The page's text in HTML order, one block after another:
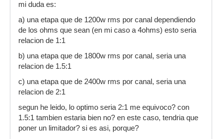
mi duda es:
a) una etapa que de 1200w rms por canal dependiendo
de los ohms que sean (en mi caso a 4ohms) esto seria
relacion de 1:1
b) una etapa que de 1800w rms por canal, seria una
relacion de 1.5:1
c) una etapa que de 2400w rms por canal, seria una
relacion de 2:1
segun he leido, lo optimo seria 2:1 me equivoco? con
1.5:1 tambien estaria bien no? en este caso, tendria que
poner un limitador? si es asi, porque?